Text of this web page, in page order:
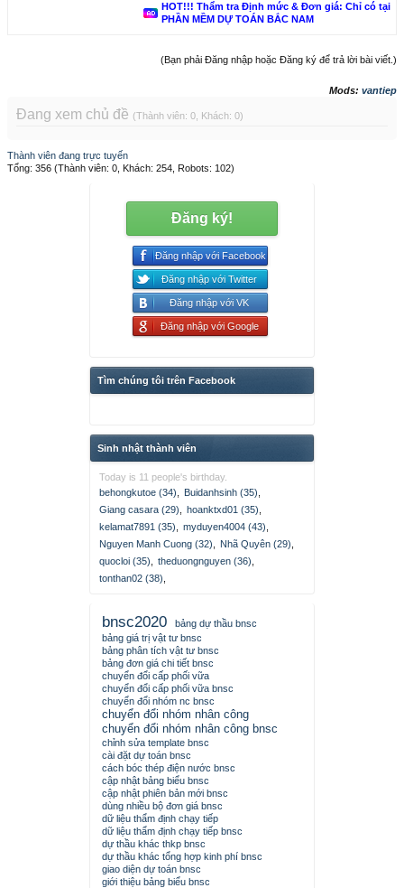
HOT!!! Thẩm tra Định mức & Đơn giá: Chỉ có tại
PHẦN MỀM DỰ TOÁN BẮC NAM
(Bạn phải Đăng nhập hoặc Đăng ký để trả lời bài viết.)
Mods: vantiep
Đang xem chủ đề (Thành viên: 0, Khách: 0)
Thành viên đang trực tuyến
Tổng: 356 (Thành viên: 0, Khách: 254, Robots: 102)
Đăng ký!
Đăng nhập với Facebook
Đăng nhập với Twitter
Đăng nhập với VK
Đăng nhập với Google
Tìm chúng tôi trên Facebook
Sinh nhật thành viên
Today is 11 people's birthday.
behongkutoe (34)
Buidanhsinh (35)
Giang casara (29)
hoanktxd01 (35)
kelamat7891 (35)
myduyen4004 (43)
Nguyen Manh Cuong (32)
Nhã Quyên (29)
quocloi (35)
theduongnguyen (36)
tonthan02 (38)
bnsc2020
bảng dự thầu bnsc
bảng giá trị vật tư bnsc
bảng phân tích vật tư bnsc
bảng đơn giá chi tiết bnsc
chuyển đổi cấp phối vữa
chuyển đổi cấp phối vữa bnsc
chuyển đổi nhóm nc bnsc
chuyển đổi nhóm nhân công
chuyển đổi nhóm nhân công bnsc
chỉnh sửa template bnsc
cài đặt dự toán bnsc
cách bóc thép điện nước bnsc
cập nhật bảng biểu bnsc
cập nhật phiên bản mới bnsc
dùng nhiều bộ đơn giá bnsc
dữ liệu thẩm định chạy tiếp
dữ liệu thẩm định chạy tiếp bnsc
dự thầu khác thkp bnsc
dự thầu khác tổng hợp kinh phí bnsc
giao diện dự toán bnsc
giới thiệu bảng biểu bnsc